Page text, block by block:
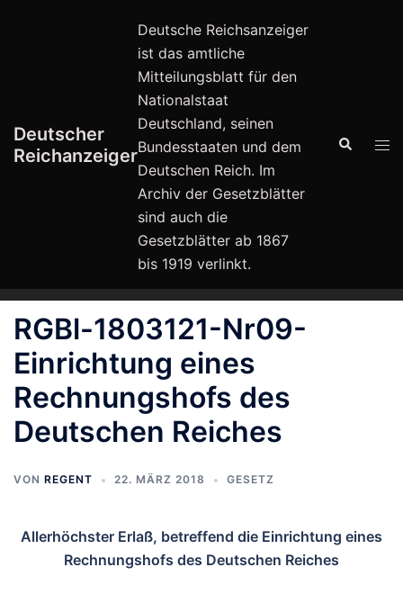
Deutscher
Reichanzeiger
Deutsche Reichsanzeiger
ist das amtliche
Mitteilungsblatt für den
Nationalstaat
Deutschland, seinen
Bundesstaaten und dem
Deutschen Reich. Im
Archiv der Gesetzblätter
sind auch die
Gesetzblätter ab 1867
bis 1919 verlinkt.
Suche
RGBl-1803121-Nr09-
Einrichtung eines
Rechnungshofs des
Deutschen Reiches
VON REGENT 22. MÄRZ 2018 GESETZ
Allerhöchster Erlaß, betreffend die Einrichtung eines
Rechnungshofs des Deutschen Reiches